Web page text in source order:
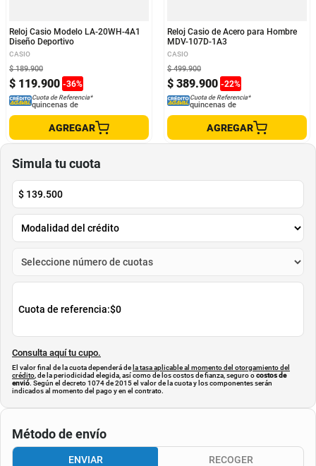
Reloj Casio Modelo LA-20WH-4A1
Diseño Deportivo
CASIO
$ 119.900 -36%
$ 189.900
Cuota de Referencia*
quincenas de
AGREGAR
Reloj Casio de Acero para Hombre
MDV-107D-1A3
CASIO
$ 389.900 -22%
$ 499.900
Cuota de Referencia*
quincenas de
AGREGAR
Simula tu cuota
$ 139.500
Cuota de referencia:$0
Consulta aquí tu cupo.
El valor final de la cuota dependerá de la tasa aplicable al momento del otorgamiento del
crédito , de la periodicidad elegida, así como de los costos de fianza, seguro ocostos de
envió. Según el decreto 1074 de 2015 el valor de la cuota y los componentes serán
indicados al momento del pago y en el contrato.
Método de envío
ENVIAR RECOGER